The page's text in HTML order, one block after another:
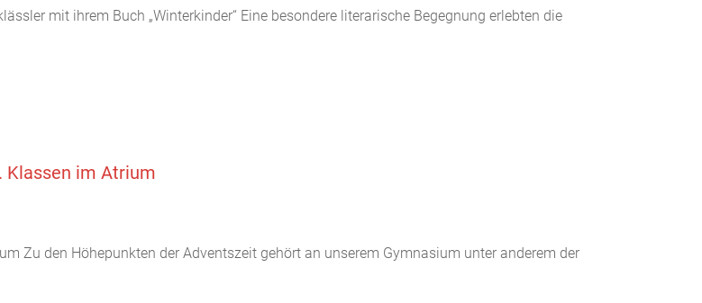
mit ihrem Buch „Winterkinder“ Eine besondere literarische Begegnung erlebten die
Klassen im Atrium
Zu den Höhepunkten der Adventszeit gehört an unserem Gymnasium unter anderem der